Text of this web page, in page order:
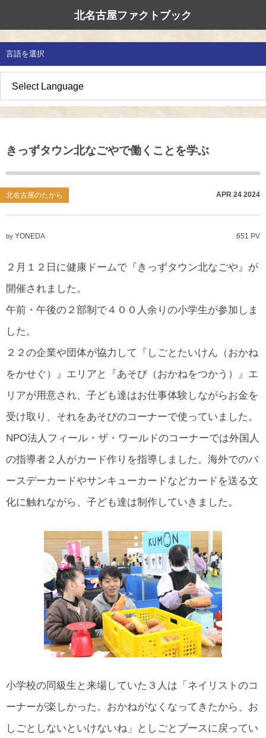
北名古屋ファクトブック
言語を選択
きっずタウン北なごやで働くことを学ぶ
北名古屋のたから APR 24 2024
by YONEDA 651 PV
２月１２日に健康ドームで『きっずタウン北なごや』が
開催されました。
午前・午後の２部制で４００人余りの小学生が参加しま
した。
２２の企業や団体が協力して『しごとたいけん（おかね
をかせぐ）』エリアと『あそび（おかねをつかう）』エ
リアが用意され、子ども達はお仕事体験しながらお金を
受け取り、それをあそびのコーナーで使っていました。
NPO法人フィール・ザ・ワールドのコーナーでは外国人
の指導者２人がカード作りを指導しました。海外でのバ
ースデーカードやサンキューカードなどカードを送る文
化に触れながら、子ども達は制作していきました。
小学校の同級生と来場していた３人は「ネイリストのコ
ーナーが楽しかった。おかねがなくなってきたから、お
しごとしないといけないね」としごとブースに戻ってい
地域みがき
地域じまん
オススメの場所
イベント・活動紹介 草の根交流
多文化共生社
生活情報
私たちの国際
北名古屋市国際交流協会について
所在地・お問合せ先
愛知県防災・
北名古屋市国際交流協会 会報